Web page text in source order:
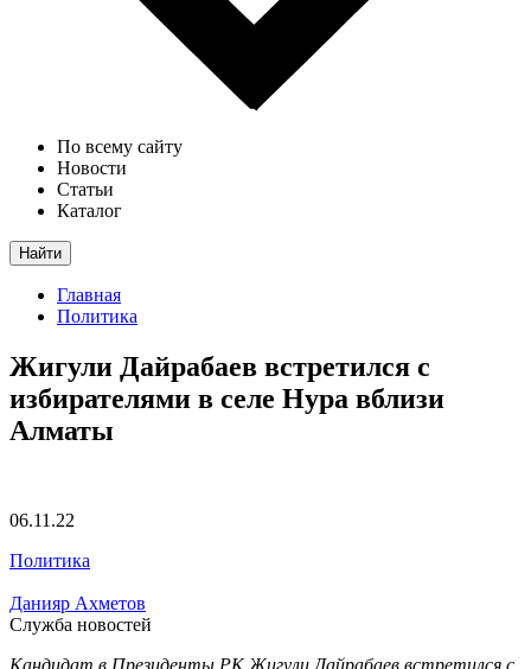
По всему сайту
Новости
Статьи
Каталог
Найти
Главная
Политика
Жигули Дайрабаев встретился с
избирателями в селе Нура вблизи
Алматы
06.11.22
Политика
Данияр Ахметов
Служба новостей